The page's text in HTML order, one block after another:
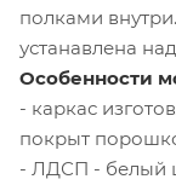
полками
устанавлена
Особенности
- каркас
покрыт
- ЛДСП - белый